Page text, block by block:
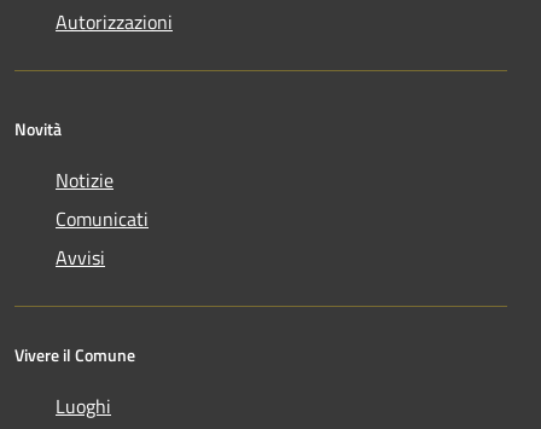
Autorizzazioni
Novità
Notizie
Comunicati
Avvisi
Vivere il Comune
Luoghi